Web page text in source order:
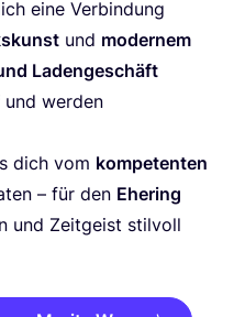
eine Ver­bin­dung
und moder­nem
Laden­ge­schäft
und wer­den
dich vom kom­pe­ten­ten
– für den Ehe­ring
und Zeit­geist stil­voll